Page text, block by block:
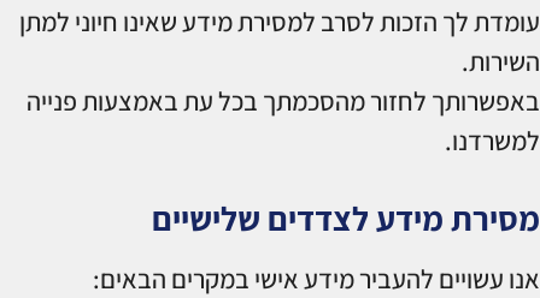
עומדת לך הזכות לסרב למסירת מידע שאינו חיוני למתן
השירות.
באפשרותך לחזור מהסכמתך בכל עת באמצעות פנייה
למשרדנו.
מסירת מידע לצדדים שלישיים
אנו עשויים להעביר מידע אישי במקרים הבאים: